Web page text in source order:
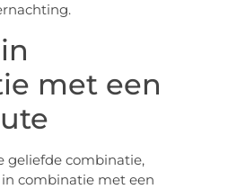
met een
geliefde combinatie,
combinatie met een